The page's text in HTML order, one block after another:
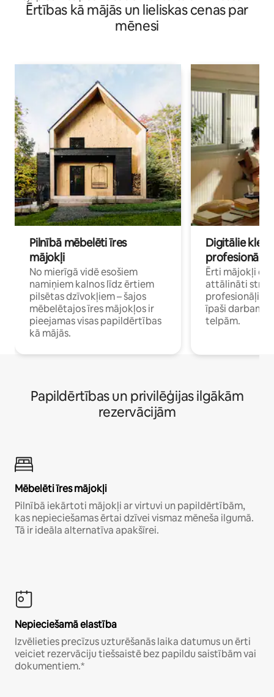
Ērtības kā mājās un lieliskas cenas par
mēnesi
Pilnībā mēbelēti īres
mājokļi
No mierīgā vidē esošiem
namiņiem kalnos līdz ērtiem
pilsētas dzīvokļiem – šajos
mēbelētajos īres mājokļos ir
pieejamas visas papildērtības
kā mājās.
Digitālie
profesionāļi
Ērti mājokļi
attālināti
īpaši darbam
telpām.
Papildērtības un privilēģijas ilgākām
rezervācijām
Mēbelēti īres mājokļi
Pilnībā iekārtoti mājokļi ar virtuvi un papildērtībām,
kas nepieciešamas ērtai dzīvei vismaz mēneša ilgumā.
Tā ir ideāla alternatīva apakšīrei.
Nepieciešamā elastība
Izvēlieties precīzus uzturēšanās laika datumus un ērti
veiciet rezervāciju tiešsaistē bez papildu saistībām vai
dokumentiem.*